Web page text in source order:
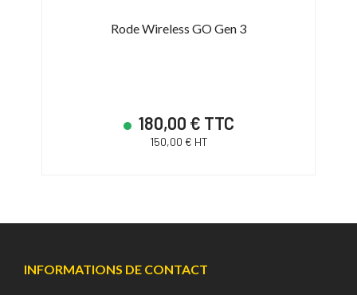
Rode Wireless GO Gen 3
180,00 € TTC
150,00 € HT
INFORMATIONS DE CONTACT